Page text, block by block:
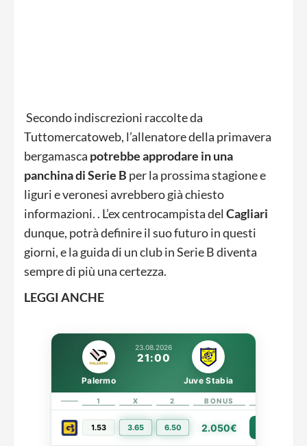
Secondo indiscrezioni raccolte da
Tuttomercatoweb, l’allenatore della primavera
bergamasca potrebbe approdare in una
panchina di Serie B per la prossima stagione e
liguri e veronesi avrebbero già chiesto
informazioni. . L’ex centrocampista del Cagliari
dunque, potrà definire il suo futuro in questi
giorni, e la guida di un club in Serie B diventa
sempre di più una certezza.
LEGGI ANCHE
23.08.2026
21:00
Palermo Juve Stabia
1 X 2 BONUS
1.53 3.65 6.50 2.050€